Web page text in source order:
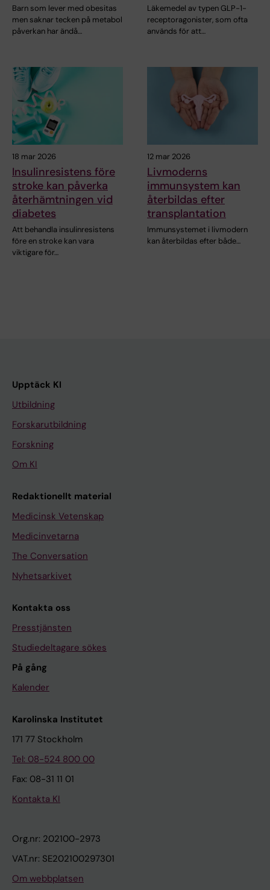
Barn som lever med obesitas
men saknar tecken på metabol
påverkan har ändå…
Läkemedel av typen GLP-1-
receptoragonister, som ofta
används för att…
18 mar 2026
Insulinresistens före
stroke kan påverka
återhämtningen vid
diabetes
Att behandla insulinresistens
före en stroke kan vara
viktigare för…
12 mar 2026
Livmoderns
immunsystem kan
återbildas efter
transplantation
Immunsystemet i livmodern
kan återbildas efter både…
Upptäck KI
Utbildning
Forskarutbildning
Forskning
Om KI
Redaktionellt material
Medicinsk Vetenskap
Medicinvetarna
The Conversation
Nyhetsarkivet
Kontakta oss
Presstjänsten
Studiedeltagare sökes
På gång
Kalender
Karolinska Institutet
171 77 Stockholm
Tel: 08-524 800 00
Fax: 08-31 11 01
Kontakta KI
Org.nr: 202100-2973
VAT.nr: SE202100297301
Om webbplatsen